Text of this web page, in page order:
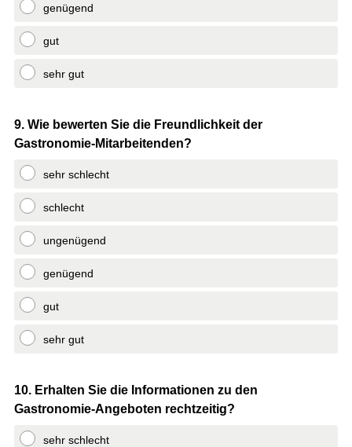
genügend
gut
sehr gut
Question
Title
9. Wie bewerten Sie die Freundlichkeit der
Gastronomie-Mitarbeitenden?
sehr schlecht
schlecht
ungenügend
genügend
gut
sehr gut
Question
Title
10. Erhalten Sie die Informationen zu den
Gastronomie-Angeboten rechtzeitig?
sehr schlecht